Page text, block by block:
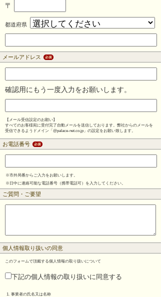
〒
都道府県
メールアドレス
確認用にもう一度入力をお願いします。
【メール受信設定のお願い】
すべてのお客様宛に受付完了自動メールを送信しております。弊社からのメールを
受信できるようドメイン「@palace-net.co.jp」の設定をお願い致します。
お電話番号
※市外局番からご入力をお願いします。
※ 日中に連絡可能な電話番号（携帯電話可）を入力してください。
ご質問・ご要望
個人情報取り扱いの同意
このフォームで頂戴する個人情報の取り扱いについて
下記の個人情報の取り扱いに同意する
1. 事業者の氏名又は名称